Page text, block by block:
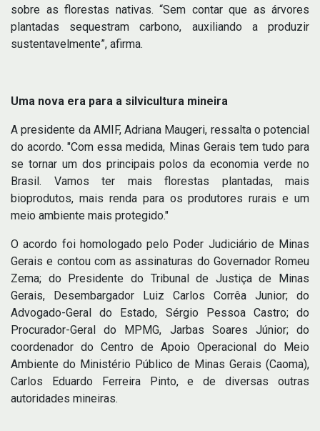
sobre as florestas nativas. “Sem contar que as árvores
plantadas sequestram carbono, auxiliando a produzir
sustentavelmente”, afirma.
Uma nova era para a silvicultura mineira
A presidente da AMIF, Adriana Maugeri, ressalta o potencial
do acordo. "Com essa medida, Minas Gerais tem tudo para
se tornar um dos principais polos da economia verde no
Brasil. Vamos ter mais florestas plantadas, mais
bioprodutos, mais renda para os produtores rurais e um
meio ambiente mais protegido."
O acordo foi homologado pelo Poder Judiciário de Minas
Gerais e contou com as assinaturas do Governador Romeu
Zema; do Presidente do Tribunal de Justiça de Minas
Gerais, Desembargador Luiz Carlos Corrêa Junior; do
Advogado-Geral do Estado, Sérgio Pessoa Castro; do
Procurador-Geral do MPMG, Jarbas Soares Júnior; do
coordenador do Centro de Apoio Operacional do Meio
Ambiente do Ministério Público de Minas Gerais (Caoma),
Carlos Eduardo Ferreira Pinto, e de diversas outras
autoridades mineiras.